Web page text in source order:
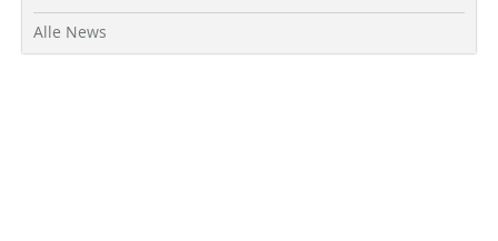
Alle News